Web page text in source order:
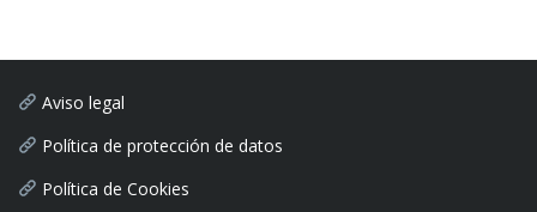
Aviso legal
Política de protección de datos
Política de Cookies